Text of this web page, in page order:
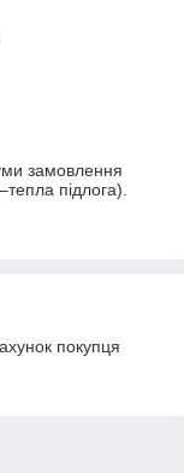
замовлення
підлога).
покупця